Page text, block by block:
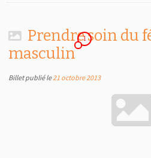
Prendre soin du
masculin
1
Billet publié le21 octobre 2013